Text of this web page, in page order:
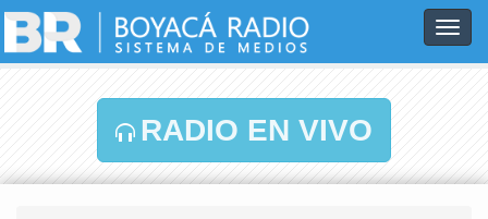
RADIO EN VIVO